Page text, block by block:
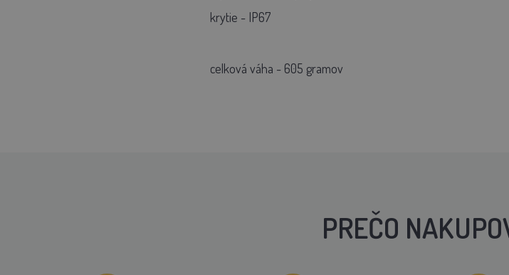
krytie - IP67
celková váha - 605 gramov
PREČO